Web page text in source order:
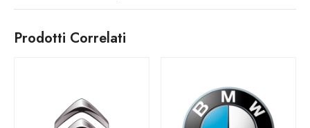
Prodotti Correlati